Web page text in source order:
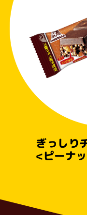
ぎっしり
<ピーナ